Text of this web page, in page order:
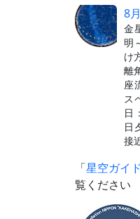
8
金
明
け
離
座
ス
日
日
接
「星空ガイド
覧ください